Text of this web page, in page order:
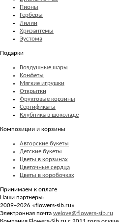
Пионы
Герберы
Лилии
Хризантемы
Эустома
Подарки
Воздушные шары
Конфеты
Мягкие игрушки
Открытки
Фруктовые корзины
Сертификаты
Клубника в шоколаде
Композиции и корзины
Авторские букеты
Детские букеты
Цветы в корзинах
Цветочные сердца
Цветы в коробочках
Принимаем к оплате
Наши партнеры:
2009–2026 «flowers-sib.ru»
Электронная почта welove@flowers-sib.ru